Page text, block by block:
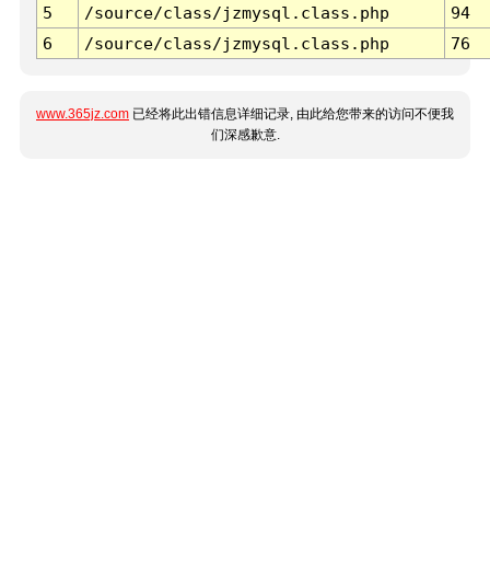
5
/source/class/jzmysql.class.php
94
6
/source/class/jzmysql.class.php 76
www.365jz.com 已经将此出错信息详细记录, 由此给您带来的访问不便我
们深感歉意.